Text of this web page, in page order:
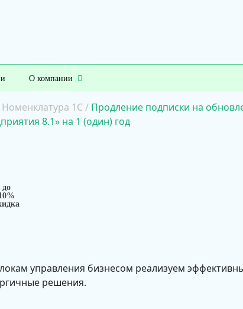
О компании
Номенклатура 1С / Продление подписки на
8.1» на 1 (один) год
до
управления бизнесом реализуем
решения.